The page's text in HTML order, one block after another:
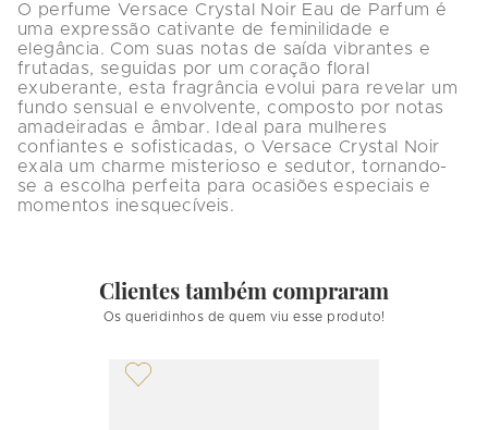
O perfume Versace Crystal Noir Eau de Parfum é
uma expressão cativante de feminilidade e
elegância. Com suas notas de saída vibrantes e
frutadas, seguidas por um coração floral
exuberante, esta fragrância evolui para revelar um
fundo sensual e envolvente, composto por notas
amadeiradas e âmbar. Ideal para mulheres
confiantes e sofisticadas, o Versace Crystal Noir
exala um charme misterioso e sedutor, tornando-
se a escolha perfeita para ocasiões especiais e
momentos inesquecíveis.
Clientes também compraram
Os queridinhos de quem viu esse produto!